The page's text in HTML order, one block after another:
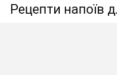
Рецепти напоїв